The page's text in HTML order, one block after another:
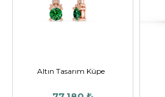
Altın Tasarım Küpe